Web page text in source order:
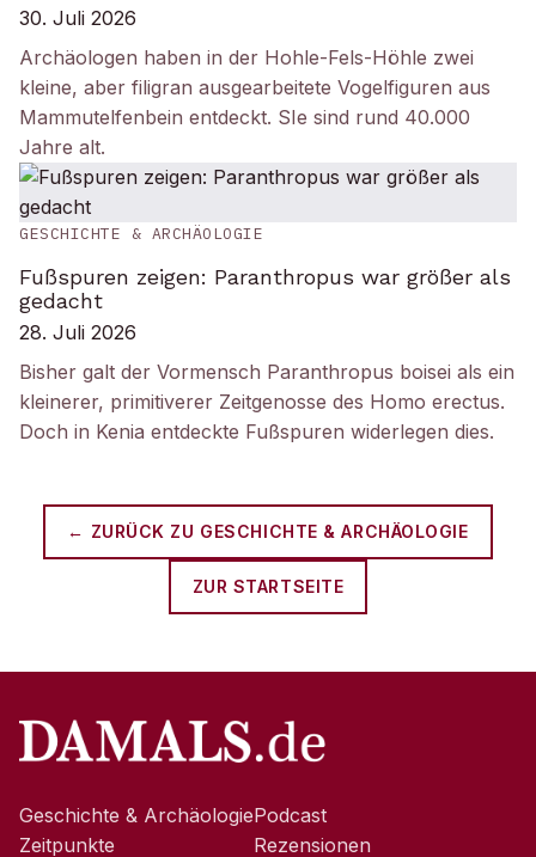
30. Juli 2026
Archäologen haben in der Hohle-Fels-Höhle zwei
kleine, aber filigran ausgearbeitete Vogelfiguren aus
Mammutelfenbein entdeckt. SIe sind rund 40.000
Jahre alt.
GESCHICHTE & ARCHÄOLOGIE
Fußspuren zeigen: Paranthropus war größer als
gedacht
28. Juli 2026
Bisher galt der Vormensch Paranthropus boisei als ein
kleinerer, primitiverer Zeitgenosse des Homo erectus.
Doch in Kenia entdeckte Fußspuren widerlegen dies.
← ZURÜCK ZU GESCHICHTE & ARCHÄOLOGIE
ZUR STARTSEITE
Geschichte & Archäologie
Zeitpunkte
Podcast
Rezensionen